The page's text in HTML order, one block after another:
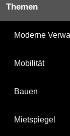
Themen
Moderne
Mobilität
Bauen
Mietspiegel